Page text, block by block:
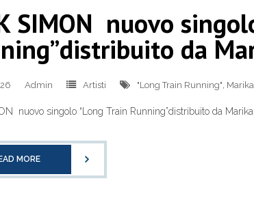
SIMON nuovo
da
Admin Artisti "Long Train Running",
nuovo singolo “Long Train Running”distribuito da Marika
MORE